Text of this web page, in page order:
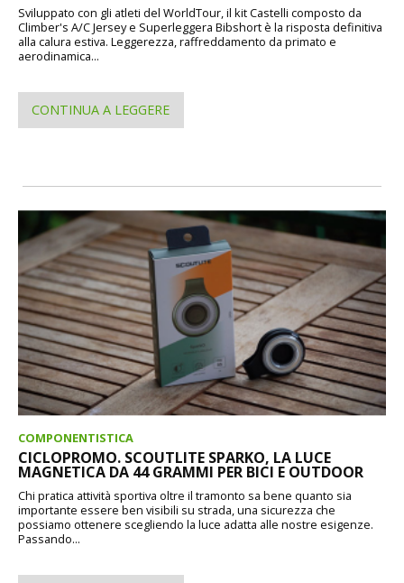
Sviluppato con gli atleti del WorldTour, il kit Castelli composto da
Climber's A/C Jersey e Superleggera Bibshort è la risposta definitiva
alla calura estiva. Leggerezza, raffreddamento da primato e
aerodinamica...
CONTINUA A LEGGERE
COMPONENTISTICA
CICLOPROMO. SCOUTLITE SPARKO, LA LUCE
MAGNETICA DA 44 GRAMMI PER BICI E OUTDOOR
Chi pratica attività sportiva oltre il tramonto sa bene quanto sia
importante essere ben visibili su strada, una sicurezza che
possiamo ottenere scegliendo la luce adatta alle nostre esigenze.
Passando...